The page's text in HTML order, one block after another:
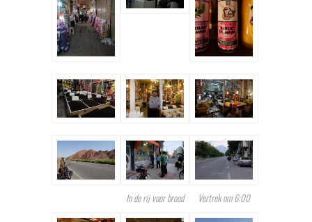
In de rij voor brood Vertrek om 6:00